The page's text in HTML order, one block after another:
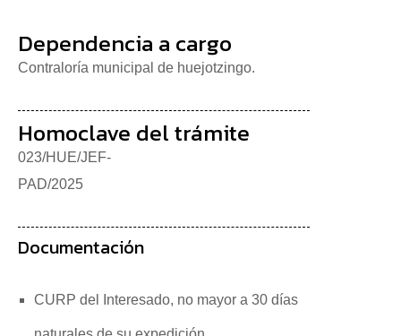
Dependencia a cargo
Contraloría municipal de huejotzingo.
Homoclave del trámite
023/HUE/JEF-
PAD/2025
Documentación
CURP del Interesado, no mayor a 30 días